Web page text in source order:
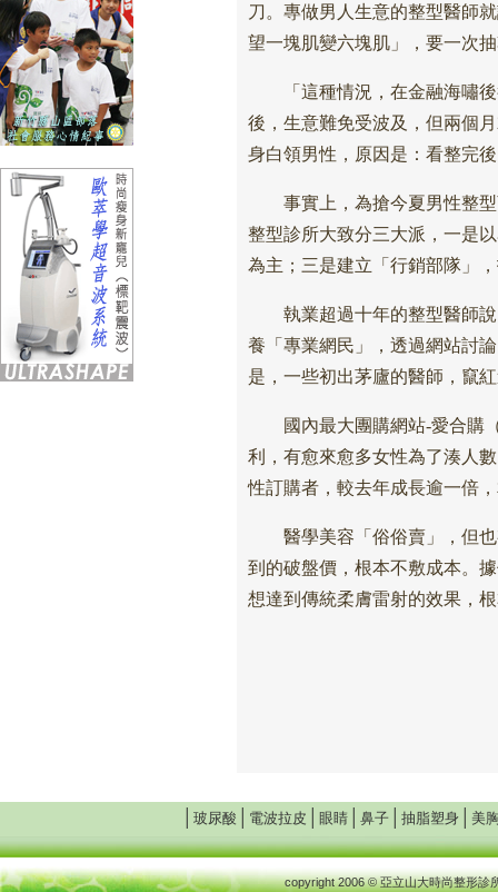
刀。專做男人生意的整型醫師
望一塊肌變六塊肌」，要一次
「這種情況，在金融海嘯後
後，生意難免受波及，但兩個
身白領男性，原因是：看整完
事實上，為搶今夏男性整型
整型診所大致分三大派，一是
為主；三是建立「行銷部隊」
執業超過十年的整型醫師說
養「專業網民」，透過網站討
是，一些初出茅廬的醫師，竄
國內最大團購網站-愛合購（
利，有愈來愈多女性為了湊人
性訂購者，較去年成長逾一倍
醫學美容「俗俗賣」，但也
到的破盤價，根本不敷成本。
想達到傳統柔膚雷射的效果，
玻尿酸 電波拉皮 眼睛 鼻子 抽脂塑身 美
copyright 2006© 亞立山大時尚整